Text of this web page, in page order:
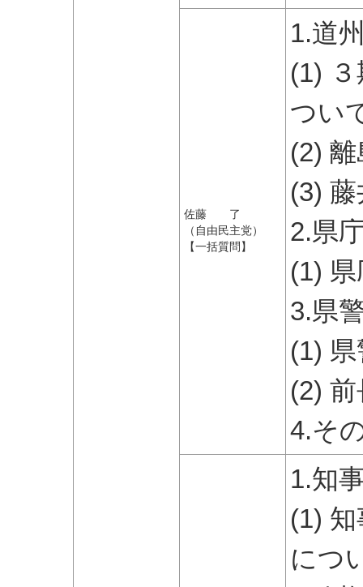
佐藤 了
（自由民主党）
【一括質問】
1.道
(1)
つい
(2)
(3)
2.県
(1)
3.県
(1)
(2)
4.そ
1.知
(1)
につ